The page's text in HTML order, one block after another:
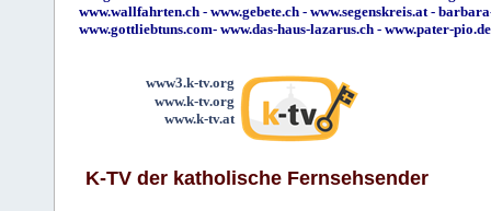
www.wallfahrten.ch - www.gebete.ch - www.segenskreis.at-
www.gottliebtuns.com- www.das-haus-lazarus.ch - www.pater-pio.de
www3.k-tv.org
www.k-tv.org
www.k-tv.at
K-TV der katholische Fernsehsender